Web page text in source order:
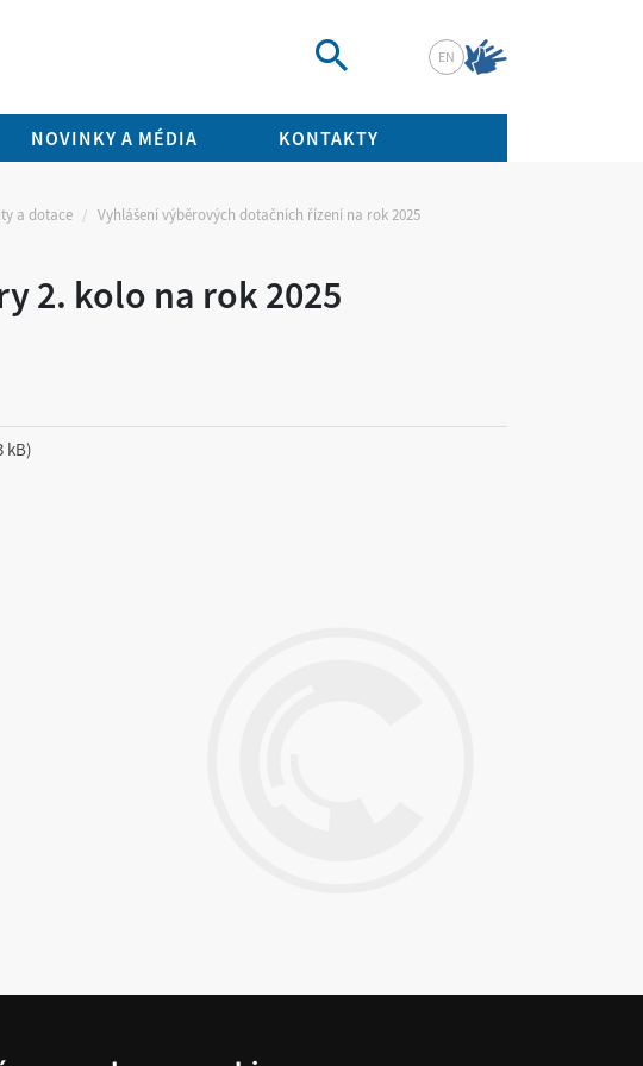
EN
NOVINKY A MÉDIA KONTAKTY
a dotace
Vyhlášení výběrových dotačních řízení na rok 2025
2. kolo na rok 2025
kB